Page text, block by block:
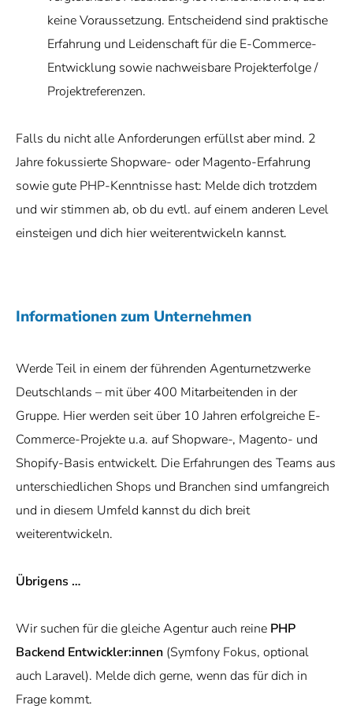
keine Voraussetzung. Entscheidend sind praktische
Erfahrung und Leidenschaft für die E-Commerce-
Entwicklung sowie nachweisbare Projekterfolge /
Projektreferenzen.
Falls du nicht alle Anforderungen erfüllst aber mind. 2
Jahre fokussierte Shopware- oder Magento-Erfahrung
sowie gute PHP-Kenntnisse hast: Melde dich trotzdem
und wir stimmen ab, ob du evtl. auf einem anderen Level
einsteigen und dich hier weiterentwickeln kannst.
Informationen zum Unternehmen
Werde Teil in einem der führenden Agenturnetzwerke
Deutschlands – mit über 400 Mitarbeitenden in der
Gruppe. Hier werden seit über 10 Jahren erfolgreiche E-
Commerce-Projekte u.a. auf Shopware-, Magento- und
Shopify-Basis entwickelt. Die Erfahrungen des Teams aus
unterschiedlichen Shops und Branchen sind umfangreich
und in diesem Umfeld kannst du dich breit
weiterentwickeln.
Übrigens …
Wir suchen für die gleiche Agentur auch reine PHP
Backend Entwickler:innen (Symfony Fokus, optional
auch Laravel). Melde dich gerne, wenn das für dich in
Frage kommt.